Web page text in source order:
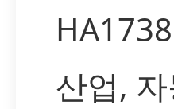
산업,